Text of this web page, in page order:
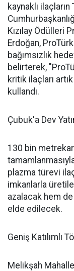
kaynaklı
Kızılay Ödülleri
Erdoğan,
bağımsızlık
belirterek,
kritik ilaçları
kullandı.
Çubuk'a Dev
130 bin
plazma türevi
imkanlarla
azalacak hem
elde edilecek.
Geniş Katılımlı
Melikşah